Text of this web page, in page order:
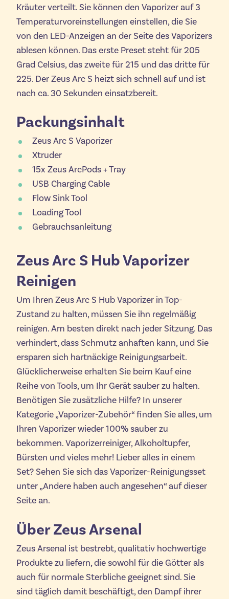
Kräuter verteilt. Sie können den Vaporizer auf 3
Temperaturvoreinstellungen einstellen, die Sie
von den LED-Anzeigen an der Seite des Vaporizers
ablesen können. Das erste Preset steht für 205
Grad Celsius, das zweite für 215 und das dritte für
225. Der Zeus Arc S heizt sich schnell auf und ist
nach ca. 30 Sekunden einsatzbereit.
Packungsinhalt
Zeus Arc S Vaporizer
Xtruder
15x Zeus ArcPods + Tray
USB Charging Cable
Flow Sink Tool
Loading Tool
Gebrauchsanleitung
Zeus Arc S Hub Vaporizer
Reinigen
Um Ihren Zeus Arc S Hub Vaporizer in Top-
Zustand zu halten, müssen Sie ihn regelmäßig
reinigen. Am besten direkt nach jeder Sitzung. Das
verhindert, dass Schmutz anhaften kann, und Sie
ersparen sich hartnäckige Reinigungsarbeit.
Glücklicherweise erhalten Sie beim Kauf eine
Reihe von Tools, um Ihr Gerät sauber zu halten.
Benötigen Sie zusätzliche Hilfe? In unserer
Kategorie „Vaporizer-Zubehör“ finden Sie alles, um
Ihren Vaporizer wieder 100% sauber zu
bekommen. Vaporizerreiniger, Alkoholtupfer,
Bürsten und vieles mehr! Lieber alles in einem
Set? Sehen Sie sich das Vaporizer-Reinigungsset
unter „Andere haben auch angesehen“ auf dieser
Seite an.
Über Zeus Arsenal
Zeus Arsenal ist bestrebt, qualitativ hochwertige
Produkte zu liefern, die sowohl für die Götter als
auch für normale Sterbliche geeignet sind. Sie
sind täglich damit beschäftigt, den Dampf ihrer